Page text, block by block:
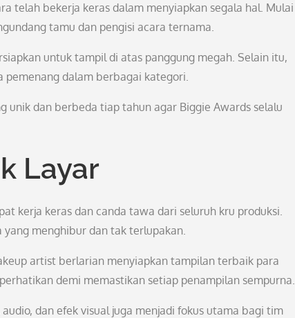
telah bekerja keras dalam menyiapkan segala hal.
tamu dan pengisi acara ternama.
untuk tampil di atas panggung megah. Selain itu,
pemenang dalam berbagai kategori.
unik dan berbeda tiap tahun agar Biggie Awards selalu
Layar
kerja keras dan canda tawa dari seluruh kru produksi.
menghibur dan tak terlupakan.
artist berlarian menyiapkan tampilan terbaik para
demi memastikan setiap penampilan sempurna.
dan efek visual juga menjadi fokus utama bagi tim